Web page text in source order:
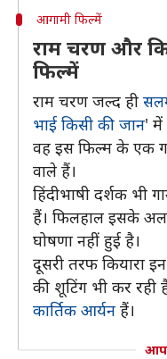
आगामी फिल्में
राम चरण और
फिल्में
राम चरण जल्द ही
भाई किसी की जान' में
वह इस फिल्म के एक
वाले हैं।
हिंदीभाषी दर्शक
हैं। फिलहाल इसके
घोषणा नहीं हुई है।
दूसरी तरफ कियारा
की शूटिंग भी कर रही
कार्तिक आर्यन हैं।